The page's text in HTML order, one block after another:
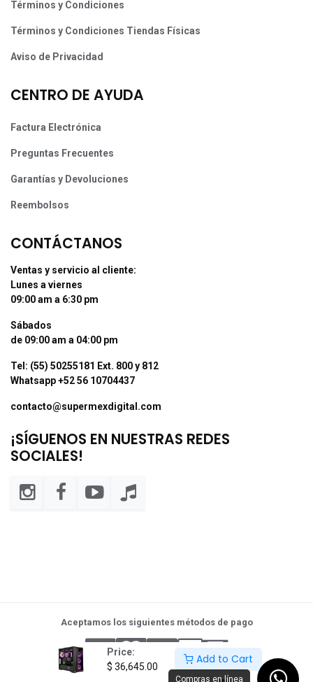
Price:
$ 36,645.00
Add to Cart
Términos y Condiciones
Términos y Condiciones Tiendas Físicas
Aviso de Privacidad
CENTRO DE AYUDA
Factura Electrónica
Preguntas Frecuentes
Garantías y Devoluciones
Reembolsos
CONTÁCTANOS
Ventas y servicio al cliente:
Lunes a viernes
09:00 am a 6:30 pm
Sábados
de 09:00 am a 04:00 pm
Tel: (55) 50255181 Ext. 800 y 812
Whatsapp +52 56 10704437
contacto@supermexdigital.com
¡SÍGUENOS EN NUESTRAS REDES
SOCIALES!
Aceptamos los siguientes métodos de pago
Compras en línea